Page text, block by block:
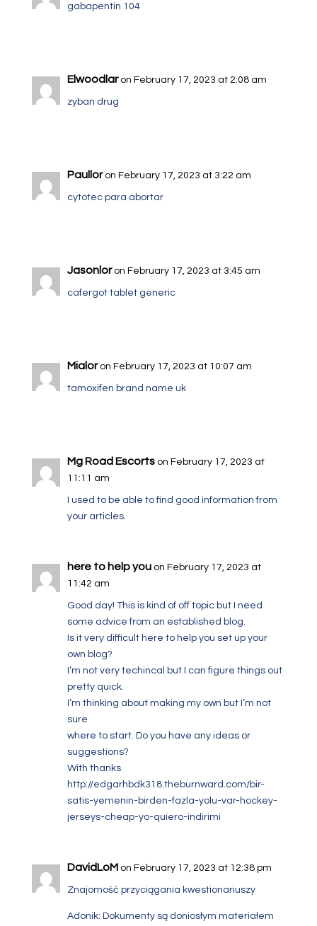
gabapentin 104
Elwoodlar on February 17, 2023 at 2:08 am
zyban drug
Paullor on February 17, 2023 at 3:22 am
cytotec para abortar
Jasonlor on February 17, 2023 at 3:45 am
cafergot tablet generic
Mialor on February 17, 2023 at 10:07 am
tamoxifen brand name uk
Mg Road Escorts on February 17, 2023 at
11:11 am
I used to be able to find good information from
your articles.
here to help you on February 17, 2023 at
11:42 am
Good day! This is kind of off topic but I need
some advice from an established blog.
Is it very difficult here to help you set up your
own blog?
I’m not very techincal but I can figure things out
pretty quick.
I’m thinking about making my own but I’m not
sure
where to start. Do you have any ideas or
suggestions?
With thanks
http://edgarhbdk318.theburnward.com/bir-
satis-yemenin-birden-fazla-yolu-var-hockey-
jerseys-cheap-yo-quiero-indirimi
DavidLoM on February 17, 2023 at 12:38 pm
Znajomość przyciągania kwestionariuszy
Adonik: Dokumenty są doniosłym materiałem